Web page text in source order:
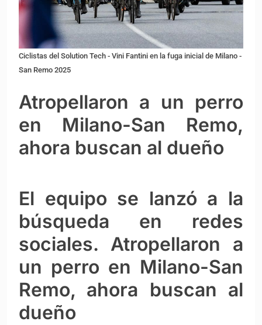
Ciclistas del Solution Tech - Vini Fantini en la fuga inicial de Milano -
San Remo 2025
Atropellaron a un perro
en Milano-San Remo,
ahora buscan al dueño
El equipo se lanzó a la
búsqueda en redes
sociales. Atropellaron a
un perro en Milano-San
Remo, ahora buscan al
dueño